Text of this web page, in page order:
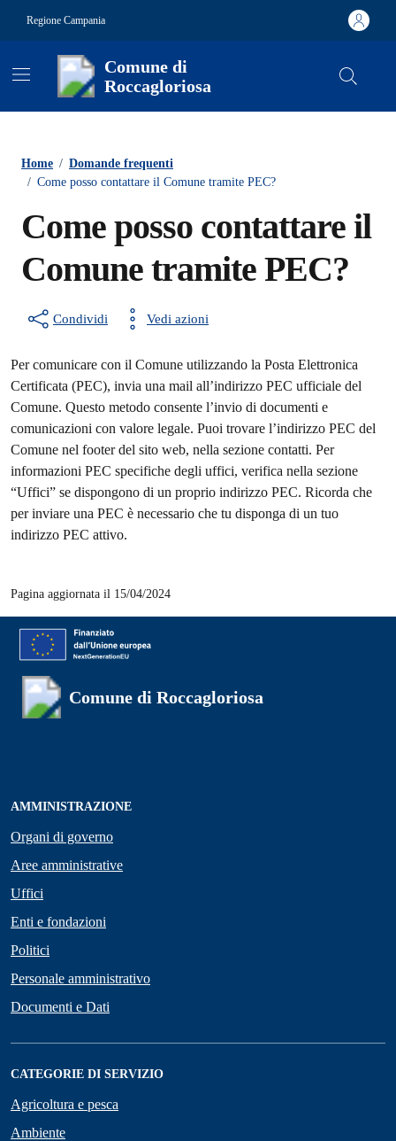
Regione Campania
Comune di
Roccagloriosa
Home / Domande frequenti
/ Come posso contattare il Comune tramite PEC?
Come posso contattare il
Comune tramite PEC?
Condividi Vedi azioni
Per comunicare con il Comune utilizzando la Posta Elettronica
Certificata (PEC), invia una mail all’indirizzo PEC ufficiale del
Comune. Questo metodo consente l’invio di documenti e
comunicazioni con valore legale. Puoi trovare l’indirizzo PEC del
Comune nel footer del sito web, nella sezione contatti. Per
informazioni PEC specifiche degli uffici, verifica nella sezione
“Uffici” se dispongono di un proprio indirizzo PEC. Ricorda che
per inviare una PEC è necessario che tu disponga di un tuo
indirizzo PEC attivo.
Pagina aggiornata il 15/04/2024
Comune di Roccagloriosa
AMMINISTRAZIONE
Organi di governo
Aree amministrative
Uffici
Enti e fondazioni
Politici
Personale amministrativo
Documenti e Dati
CATEGORIE DI SERVIZIO
Agricoltura e pesca
Ambiente